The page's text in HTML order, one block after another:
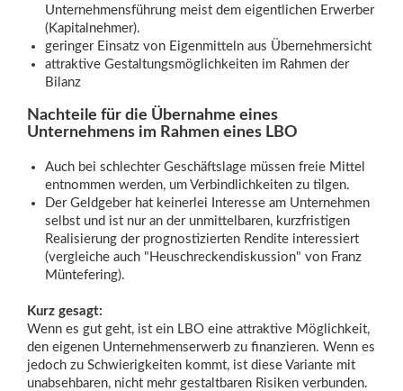
Unternehmensführung meist dem eigentlichen Erwerber
(Kapitalnehmer).
geringer Einsatz von Eigenmitteln aus Übernehmersicht
attraktive Gestaltungsmöglichkeiten im Rahmen der
Bilanz
Nachteile für die Übernahme eines
Unternehmens im Rahmen eines LBO
Auch bei schlechter Geschäftslage müssen freie Mittel
entnommen werden, um Verbindlichkeiten zu tilgen.
Der Geldgeber hat keinerlei Interesse am Unternehmen
selbst und ist nur an der unmittelbaren, kurzfristigen
Realisierung der prognostizierten Rendite interessiert
(vergleiche auch "Heuschreckendiskussion" von Franz
Müntefering).
Kurz gesagt:
Wenn es gut geht, ist ein LBO eine attraktive Möglichkeit,
den eigenen Unternehmenserwerb zu finanzieren. Wenn es
jedoch zu Schwierigkeiten kommt, ist diese Variante mit
unabsehbaren, nicht mehr gestaltbaren Risiken verbunden.